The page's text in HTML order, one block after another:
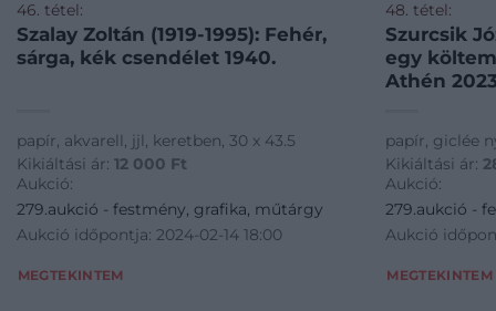
46. tétel:
Szalay Zoltán (1919-1995): Fehér,
sárga, kék csendélet 1940.
papír, akvarell, jjl, keretben, 30 x 43.5
Kikiáltási ár: 12 000 Ft
Aukció:
279.aukció - festmény, grafika, műtárgy
Aukció időpontja: 2024-02-14 18:00
MEGTEKINTEM
48. tétel:
Szurcsik
egy
Athén
papír, giclée
Kikiáltási ár:
Aukció:
279.aukció -
Aukció
MEGTEKINTEM